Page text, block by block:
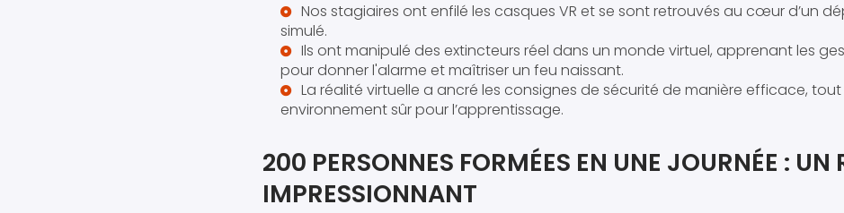
Nos stagiaires ont enfilé les casques VR et se sont retrouvés au cœur d’un
simulé.
Ils ont manipulé des extincteurs réel dans un monde virtuel, apprenant les
pour donner l'alarme et maîtriser un feu naissant.
La réalité virtuelle a ancré les consignes de sécurité de manière efficace,
environnement sûr pour l’apprentissage.
200 PERSONNES FORMÉES EN UNE JOURNÉE : UN
IMPRESSIONNANT